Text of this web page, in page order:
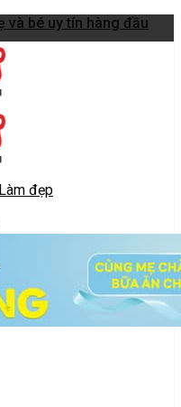
và bé uy tín hàng đầu
đẹp